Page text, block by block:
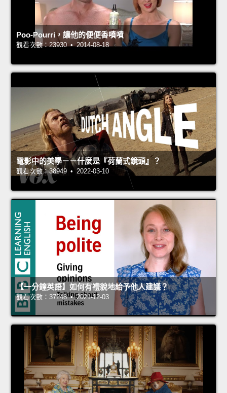
Poo-Pourri，讓他的便便香噴噴
觀看次數：23930 • 2014-08-18
電影中的美學－－什麼是『荷蘭式鏡頭』？
觀看次數：38949 • 2022-03-10
【一分鐘英語】如何有禮貌地給予他人建議？
觀看次數：37248 • 2021-12-03